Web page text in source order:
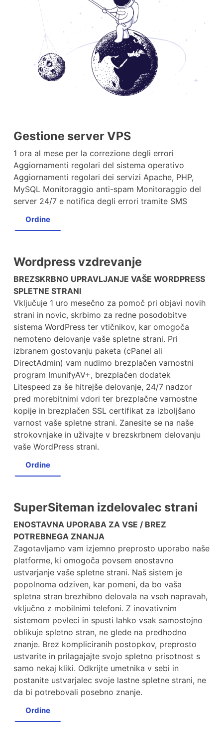
Gestione server VPS
1 ora al mese per la correzione degli errori
Aggiornamenti regolari del sistema operativo
Aggiornamenti regolari dei servizi Apache, PHP,
MySQL Monitoraggio anti-spam Monitoraggio del
server 24/7 e notifica degli errori tramite SMS
Ordine
Wordpress vzdrevanje
BREZSKRBNO UPRAVLJANJE VAŠE WORDPRESS
SPLETNE STRANI
Vključuje 1 uro mesečno za pomoč pri objavi novih
strani in novic, skrbimo za redne posodobitve
sistema WordPress ter vtičnikov, kar omogoča
nemoteno delovanje vaše spletne strani. Pri
izbranem gostovanju paketa (cPanel ali
DirectAdmin) vam nudimo brezplačen varnostni
program ImunifyAV+, brezplačen dodatek
Litespeed za še hitrejše delovanje, 24/7 nadzor
pred morebitnimi vdori ter brezplačne varnostne
kopije in brezplačen SSL certifikat za izboljšano
varnost vaše spletne strani. Zanesite se na naše
strokovnjake in uživajte v brezskrbnem delovanju
vaše WordPress strani.
Ordine
SuperSiteman izdelovalec strani
ENOSTAVNA UPORABA ZA VSE / BREZ
POTREBNEGA ZNANJA
Zagotavljamo vam izjemno preprosto uporabo naše
platforme, ki omogoča povsem enostavno
ustvarjanje vaše spletne strani. Naš sistem je
popolnoma odziven, kar pomeni, da bo vaša
spletna stran brezhibno delovala na vseh napravah,
vključno z mobilnimi telefoni. Z inovativnim
sistemom povleci in spusti lahko vsak samostojno
oblikuje spletno stran, ne glede na predhodno
znanje. Brez kompliciranih postopkov, preprosto
ustvarite in prilagajajte svojo spletno prisotnost s
samo nekaj kliki. Odkrijte umetnika v sebi in
postanite ustvarjalec svoje lastne spletne strani, ne
da bi potrebovali posebno znanje.
Ordine